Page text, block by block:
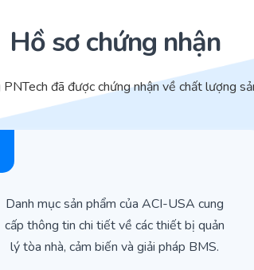
Hồ sơ chứng nhận
đã được chứng nhận về chất lượng
Danh mục sản phẩm của ACI-USA cung
cấp thông tin chi tiết về các thiết bị quản
lý tòa nhà, cảm biến và giải pháp BMS.